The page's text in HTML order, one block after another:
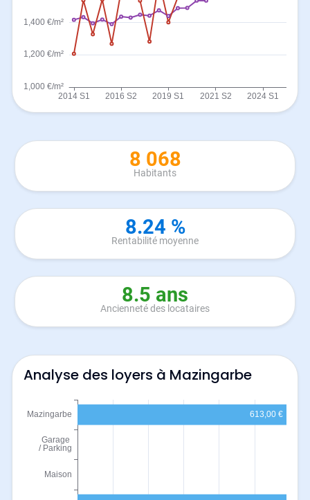
8 068
Habitants
8.24 %
Rentabilité moyenne
8.5 ans
Ancienneté des locataires
Analyse des loyers à Mazingarbe